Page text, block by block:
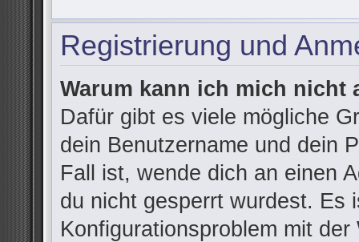
Registrierung und
Warum kann ich mich nicht
Dafür gibt es viele mögliche
dein Benutzername und dein
Fall ist, wende dich an einen
du nicht gesperrt wurdest. Es
Konfigurationsproblem mit